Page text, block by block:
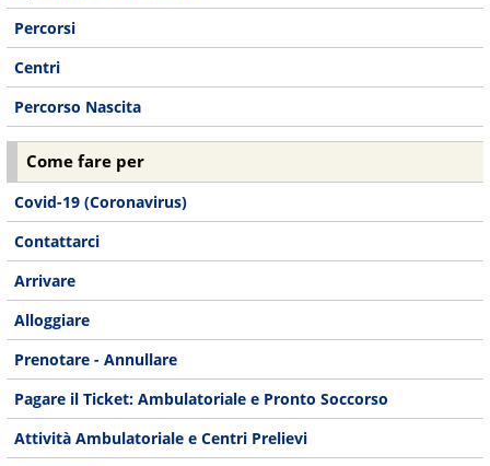
Percorsi
Centri
Percorso Nascita
Come fare per
Covid-19 (Coronavirus)
Contattarci
Arrivare
Alloggiare
Prenotare - Annullare
Pagare il Ticket: Ambulatoriale e Pronto Soccorso
Attività Ambulatoriale e Centri Prelievi